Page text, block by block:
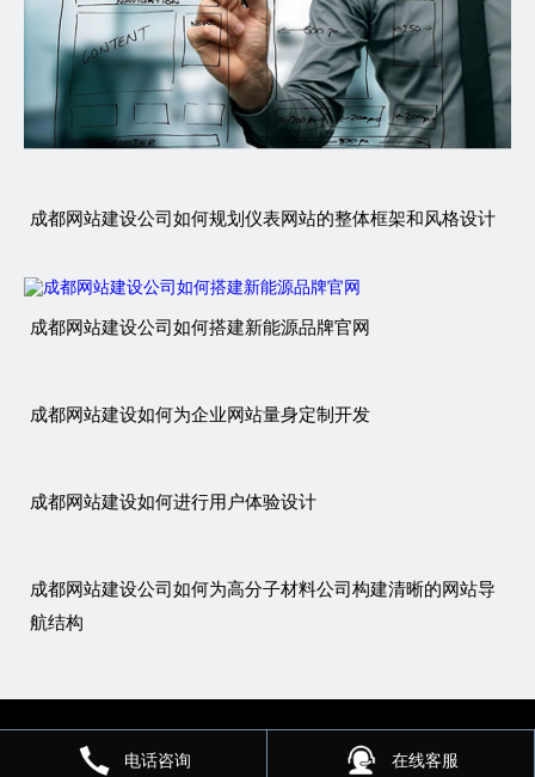
电话咨询 在线客服
成都网站建设公司如何规划仪表网站的整体框架和风格设计
成都网站建设公司如何搭建新能源品牌官网
成都网站建设如何为企业网站量身定制开发
成都网站建设如何进行用户体验设计
成都网站建设公司如何为高分子材料公司构建清晰的网站导
航结构